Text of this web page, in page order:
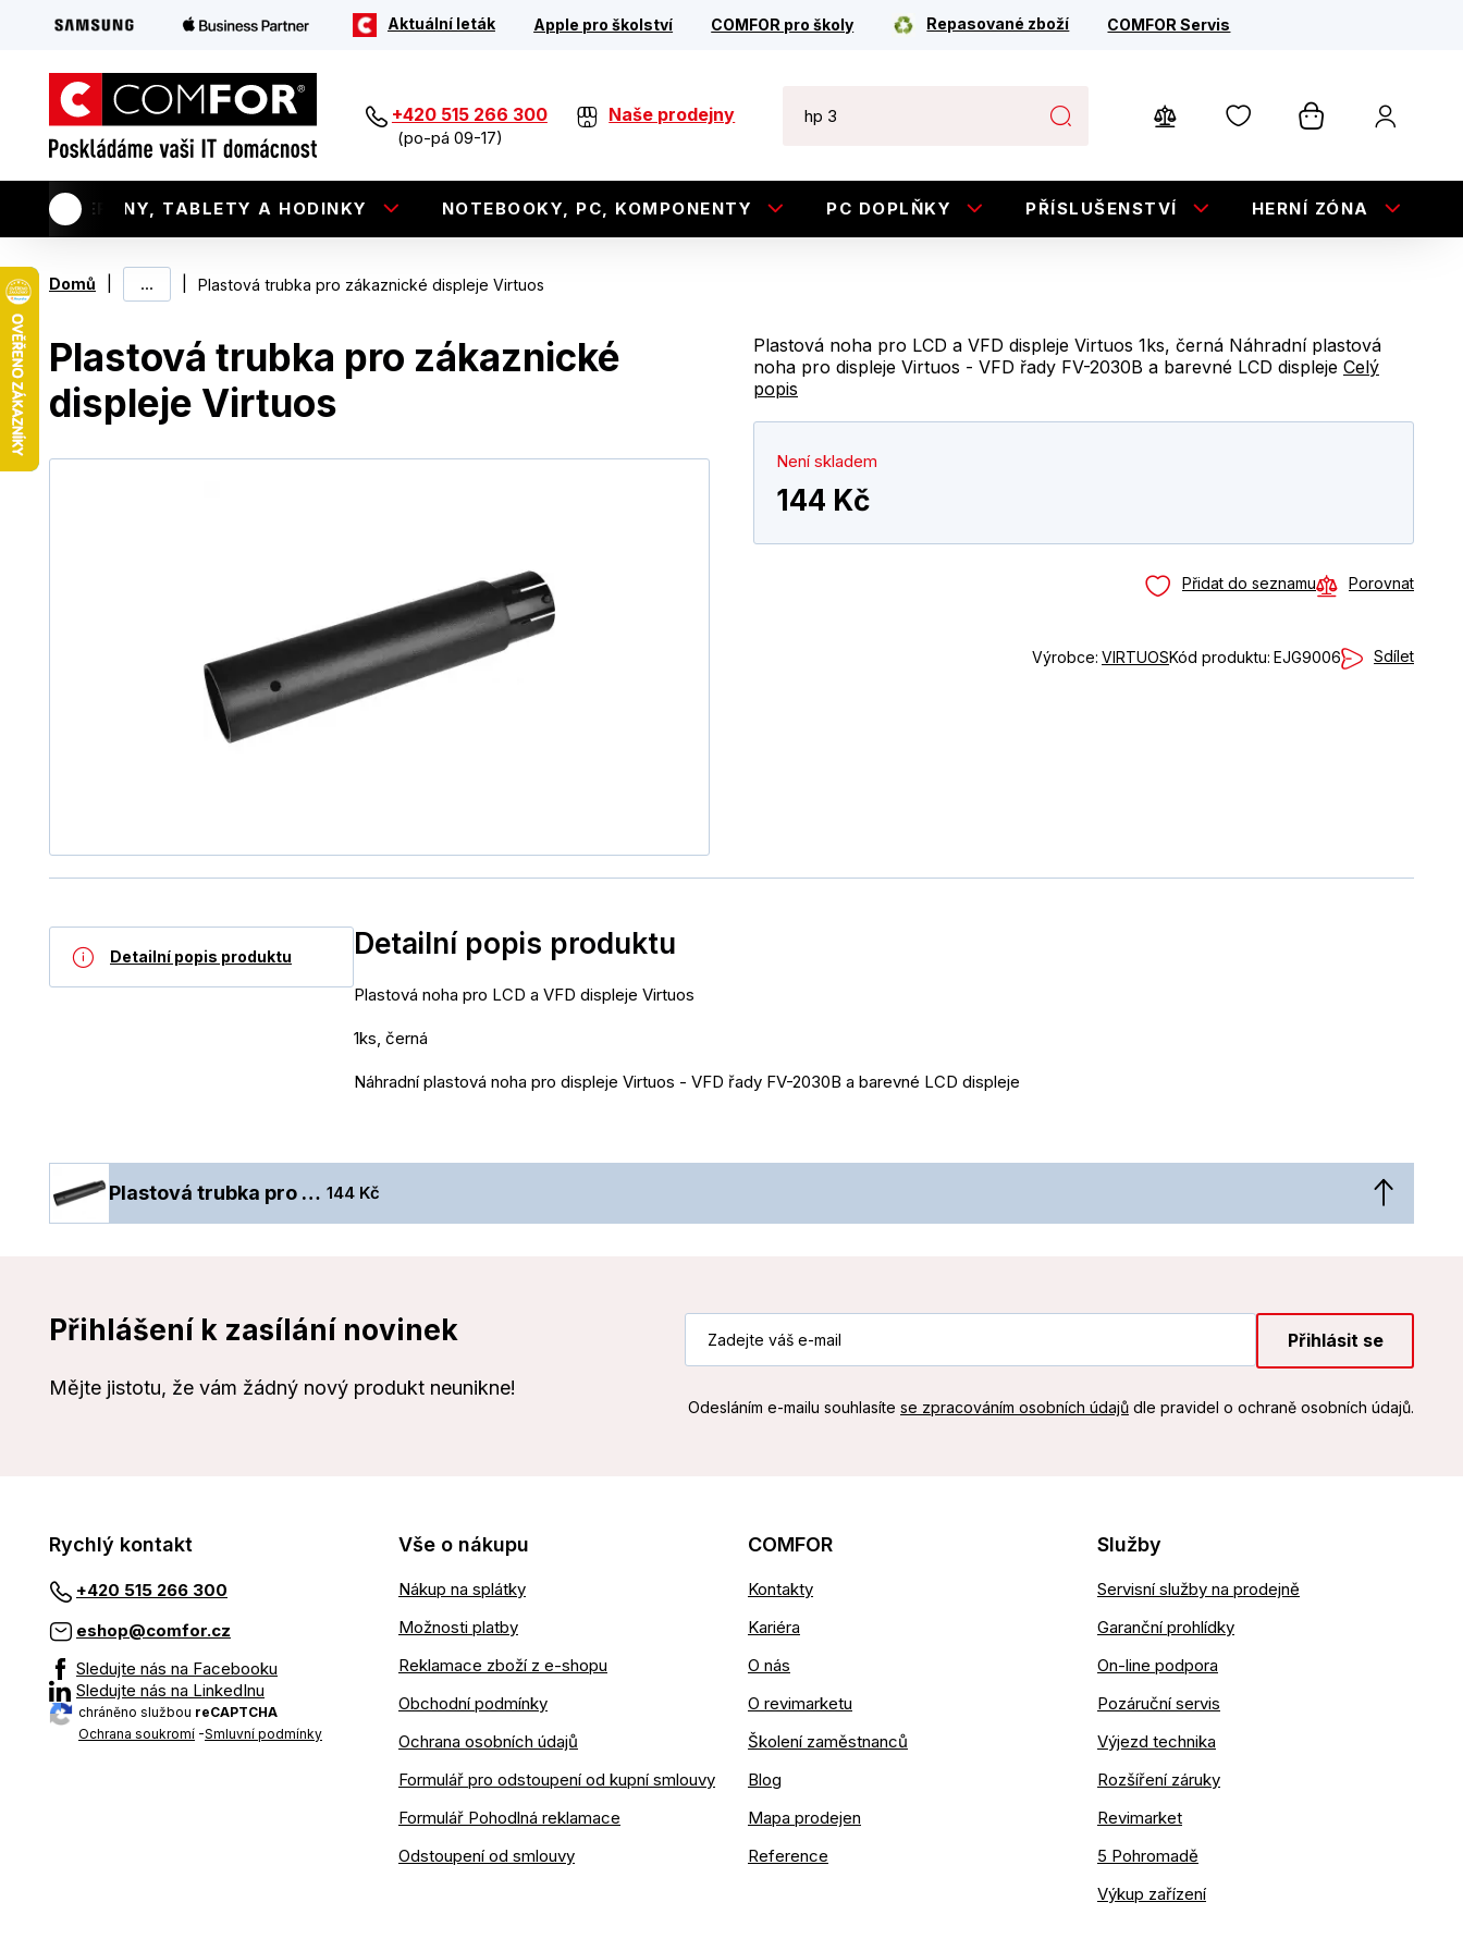
Aktuální leták Apple pro školství COMFOR pro školy Repasované zboží COMFOR Servis
+420 515 266 300
(po-pá 09-17)
Naše prodejny
TELEFONY, TABLETY A HODINKY NOTEBOOKY, PC, KOMPONENTY PC DOPLŇKY PŘÍSLUŠENSTVÍ HERNÍ ZÓNA
Domů ... Plastová trubka pro zákaznické displeje Virtuos
Plastová trubka pro zákaznické
displeje Virtuos
Plastová noha pro LCD a VFD displeje Virtuos 1ks, černá Náhradní plastová
noha pro displeje Virtuos - VFD řady FV-2030B a barevné LCD displeje Celý
popis
Není skladem
144 Kč
Přidat do seznamu Porovnat
Výrobce: VIRTUOSKód produktu: EJG9006 Sdílet
Detailní popis produktu Detailní popis produktu
Plastová noha pro LCD a VFD displeje Virtuos
1ks, černá
Náhradní plastová noha pro displeje Virtuos - VFD řady FV-2030B a barevné LCD displeje
Plastová trubka pro zákaznické displeje Virtuos 144 Kč
Přihlášení k zasílání novinek
Mějte jistotu, že vám žádný nový produkt neunikne!
Přihlásit se
Odesláním e-mailu souhlasíte se zpracováním osobních údajůdle pravidel o ochraně osobních údajů.
Rychlý kontakt
+420 515 266 300
eshop@comfor.cz
Sledujte nás na Facebooku
Sledujte nás na LinkedInu
chráněno službou reCAPTCHA
Ochrana soukromí -Smluvní podmínky
Vše o nákupu
Nákup na splátky
Možnosti platby
Reklamace zboží z e-shopu
Obchodní podmínky
Ochrana osobních údajů
Formulář pro odstoupení od kupní smlouvy
Formulář Pohodlná reklamace
Odstoupení od smlouvy
COMFOR
Kontakty
Kariéra
O nás
O revimarketu
Školení zaměstnanců
Blog
Mapa prodejen
Reference
Služby
Servisní služby na prodejně
Garanční prohlídky
On-line podpora
Pozáruční servis
Výjezd technika
Rozšíření záruky
Revimarket
5 Pohromadě
Výkup zařízení